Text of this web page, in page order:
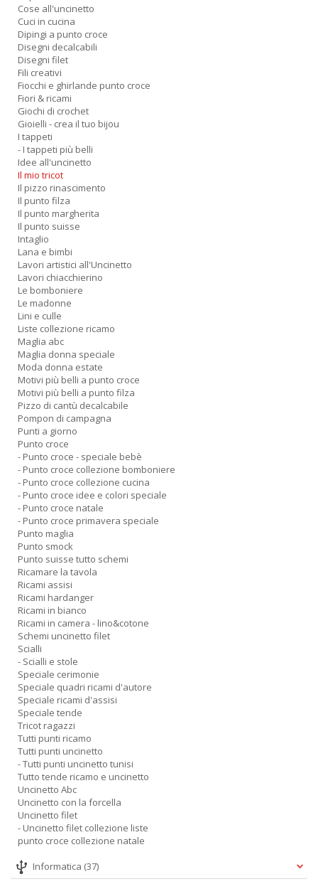
Cose all'uncinetto
Cuci in cucina
Dipingi a punto croce
Disegni decalcabili
Disegni filet
Fili creativi
Fiocchi e ghirlande punto croce
Fiori & ricami
Giochi di crochet
Gioielli - crea il tuo bijou
I tappeti
- I tappeti più belli
Idee all'uncinetto
Il mio tricot
Il pizzo rinascimento
Il punto filza
Il punto margherita
Il punto suisse
Intaglio
Lana e bimbi
Lavori artistici all'Uncinetto
Lavori chiacchierino
Le bomboniere
Le madonne
Lini e culle
Liste collezione ricamo
Maglia abc
Maglia donna speciale
Moda donna estate
Motivi più belli a punto croce
Motivi più belli a punto filza
Pizzo di cantù decalcabile
Pompon di campagna
Punti a giorno
Punto croce
- Punto croce - speciale bebè
- Punto croce collezione bomboniere
- Punto croce collezione cucina
- Punto croce idee e colori speciale
- Punto croce natale
- Punto croce primavera speciale
Punto maglia
Punto smock
Punto suisse tutto schemi
Ricamare la tavola
Ricami assisi
Ricami hardanger
Ricami in bianco
Ricami in camera - lino&cotone
Schemi uncinetto filet
Scialli
- Scialli e stole
Speciale cerimonie
Speciale quadri ricami d'autore
Speciale ricami d'assisi
Speciale tende
Tricot ragazzi
Tutti punti ricamo
Tutti punti uncinetto
- Tutti punti uncinetto tunisi
Tutto tende ricamo e uncinetto
Uncinetto Abc
Uncinetto con la forcella
Uncinetto filet
- Uncinetto filet collezione liste
punto croce collezione natale
Informatica (37)